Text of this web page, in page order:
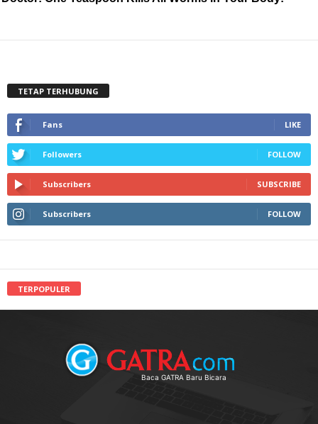
TETAP TERHUBUNG
Fans LIKE
Followers FOLLOW
Subscribers SUBSCRIBE
Subscribers FOLLOW